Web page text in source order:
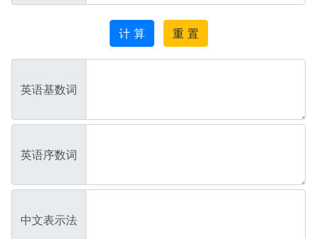
计 算 重 置
英语基数词
英语序数词
中文表示法